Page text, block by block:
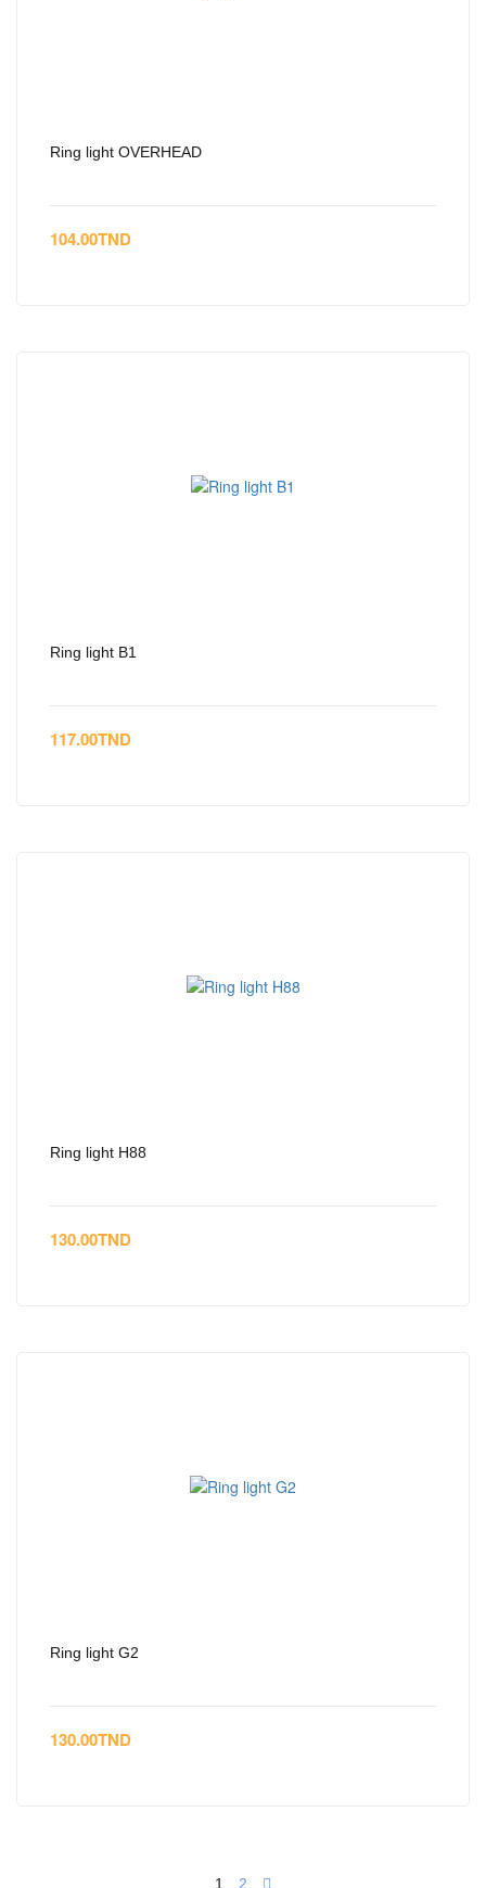
Ring light OVERHEAD
104.00TND
Ring light B1
117.00TND
Ring light H88
130.00TND
Ring light G2
130.00TND
1 2